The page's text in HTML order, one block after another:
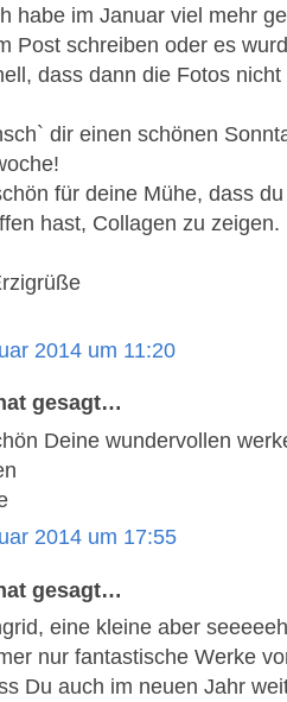
habe im Januar viel mehr
Post schreiben oder es
dass dann die Fotos
dir einen schönen
für deine Mühe, dass
hast, Collagen zu zeigen.
2014 um 11:20
gesagt…
Deine wundervollen
2014 um 17:55
gesagt…
eine kleine aber
nur fantastische Werke
Du auch im neuen Jahr